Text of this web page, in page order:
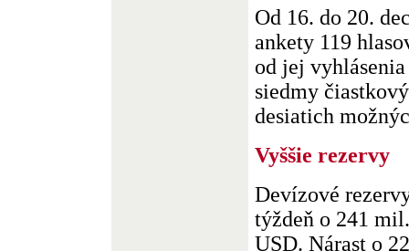
Od 16. do 20.
ankety 119
od jej
siedmy
desiatich
Vyššie rezervy
Devízové
týždeň o 241
USD. Nárast o